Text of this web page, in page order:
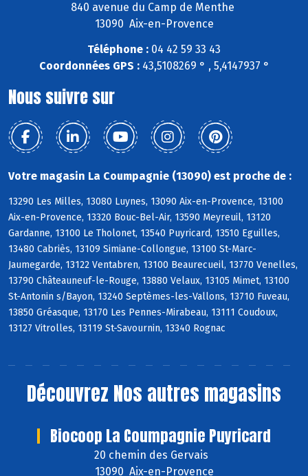
840 avenue du Camp de Menthe
13090 Aix-en-Provence
Téléphone : 04 42 59 33 43
Coordonnées GPS :43,5108269 ° , 5,4147937 °
Nous suivre sur
Votre magasin La Coumpagnie (13090) est proche de :
13290 Les Milles, 13080 Luynes, 13090 Aix-en-Provence, 13100
Aix-en-Provence, 13320 Bouc-Bel-Air, 13590 Meyreuil, 13120
Gardanne, 13100 Le Tholonet, 13540 Puyricard, 13510 Eguilles,
13480 Cabriès, 13109 Simiane-Collongue, 13100 St-Marc-
Jaumegarde, 13122 Ventabren, 13100 Beaurecueil, 13770 Venelles,
13790 Châteauneuf-le-Rouge, 13880 Velaux, 13105 Mimet, 13100
St-Antonin s/Bayon, 13240 Septèmes-les-Vallons, 13710 Fuveau,
13850 Gréasque, 13170 Les Pennes-Mirabeau, 13111 Coudoux,
13127 Vitrolles, 13119 St-Savournin, 13340 Rognac
Découvrez Nos autres magasins
Biocoop La Coumpagnie Puyricard
20 chemin des Gervais
13090 Aix-en-Provence